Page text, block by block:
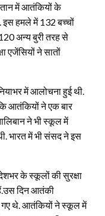
में आतंकियों के
इस हमले में 132 बच्चों
अन्य बुरी तरह से
एजेंसियों ने सातों
में आलोचना हुई थी.
आतंकियों ने एक बार
ने भी स्कूल में
भारत में भी संसद ने इस
के स्कूलों की सुरक्षा
हैं.उस दिन आतंकी
गए थे. आतंकियों ने स्कूल में